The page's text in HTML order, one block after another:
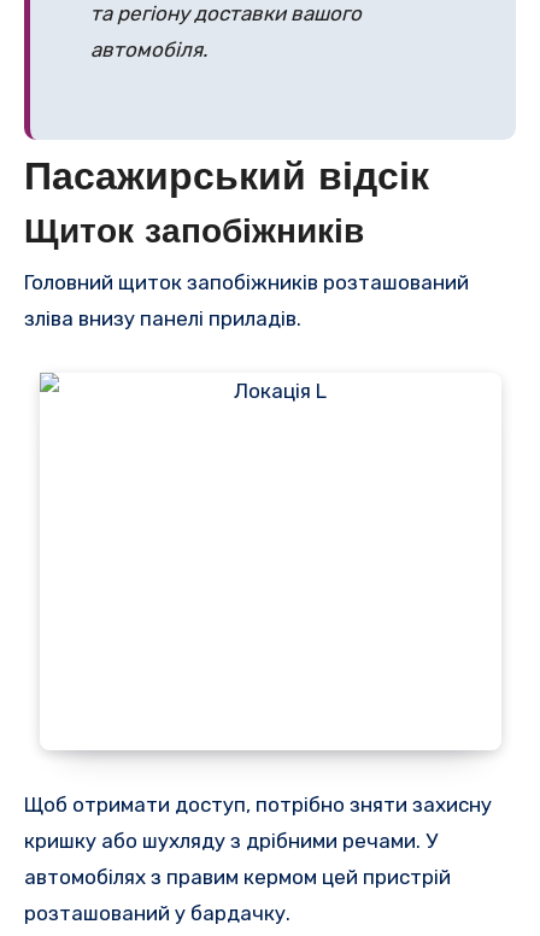
та регіону доставки вашого
автомобіля.
Пасажирський відсік
Щиток запобіжників
Головний щиток запобіжників розташований
зліва внизу панелі приладів.
Щоб отримати доступ, потрібно зняти захисну
кришку або шухляду з дрібними речами. У
автомобілях з правим кермом цей пристрій
розташований у бардачку.